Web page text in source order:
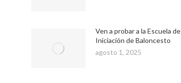
Ven a probar a la Escuela de
Iniciación de Baloncesto
agosto 1, 2025